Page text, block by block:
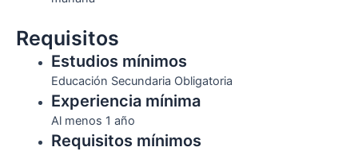
Requisitos
Estudios mínimos
Educación Secundaria Obligatoria
Experiencia mínima
Al menos 1 año
Requisitos mínimos